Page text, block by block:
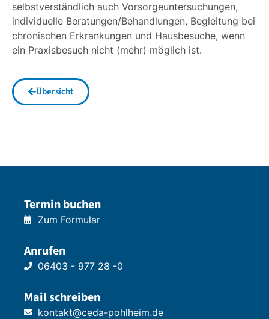
selbstverständlich auch Vorsorgeuntersuchungen,
individuelle Beratungen/Behandlungen, Begleitung bei
chronischen Erkrankungen und Hausbesuche, wenn
ein Praxisbesuch nicht (mehr) möglich ist.
Übersicht
Termin buchen
Zum Formular
Anrufen
06403 - 977 28 -0
Mail schreiben
kontakt@ceda-pohlheim.de